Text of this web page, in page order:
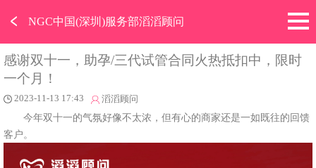
﹤ NGC中国(深圳)服务部滔滔顾问
感谢双十一，助孕/三代试管合同火热抵扣中，限时
一个月！
2023-11-13 17:43 滔滔顾问
今年双十一的气氛好像不太浓，但有心的商家还是一如既往的回馈
客户。